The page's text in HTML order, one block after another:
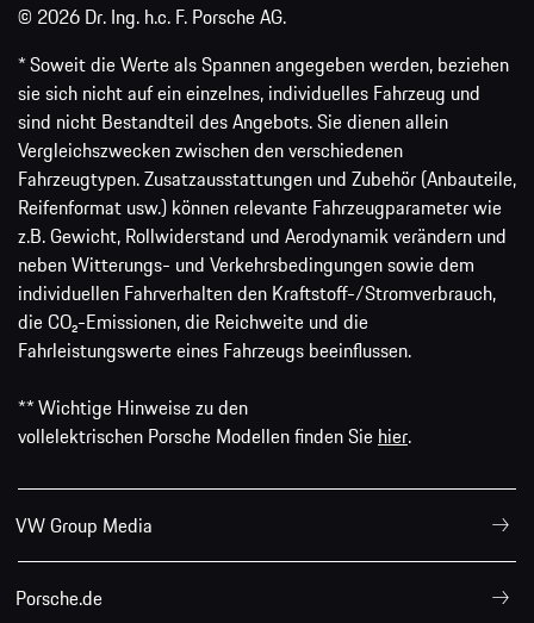
© 2026 Dr. Ing. h.c. F. Porsche AG.
* Soweit die Werte als Spannen angegeben werden, beziehen
sie sich nicht auf ein einzelnes, individuelles Fahrzeug und
sind nicht Bestandteil des Angebots. Sie dienen allein
Vergleichszwecken zwischen den verschiedenen
Fahrzeugtypen. Zusatzausstattungen und Zubehör (Anbauteile,
Reifenformat usw.) können relevante Fahrzeugparameter wie
z.B. Gewicht, Rollwiderstand und Aerodynamik verändern und
neben Witterungs- und Verkehrsbedingungen sowie dem
individuellen Fahrverhalten den Kraftstoff-/Stromverbrauch,
die CO₂-Emissionen, die Reichweite und die
Fahrleistungswerte eines Fahrzeugs beeinflussen.
** Wichtige Hinweise zu den
vollelektrischen Porsche Modellen finden Sie hier.
VW Group Media
Porsche.de